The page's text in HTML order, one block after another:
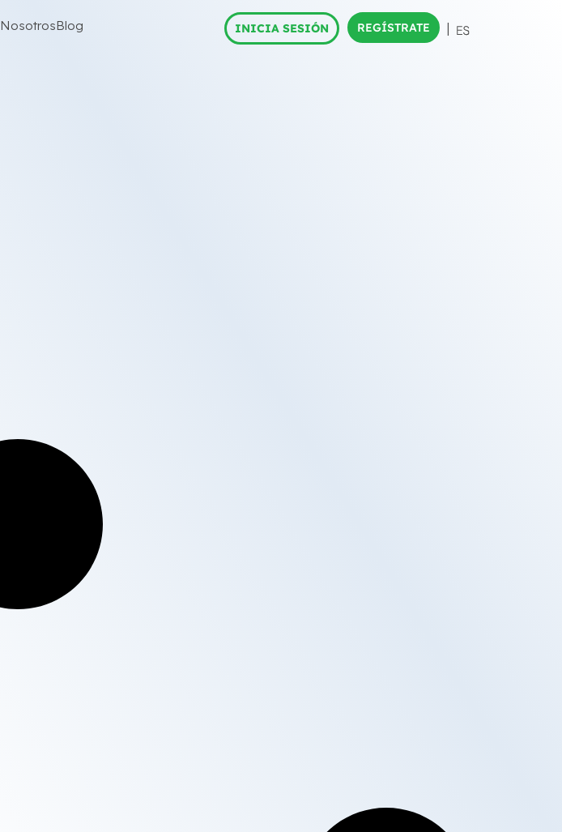
NosotrosBlog INICIA SESIÓN REGÍSTRATE